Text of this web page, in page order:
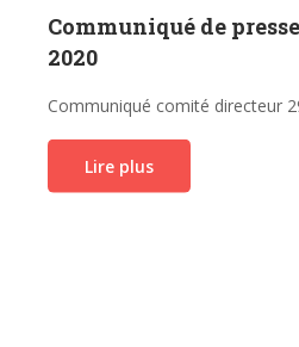
Communiqué de
2020
Communiqué comité directeur
Lire plus